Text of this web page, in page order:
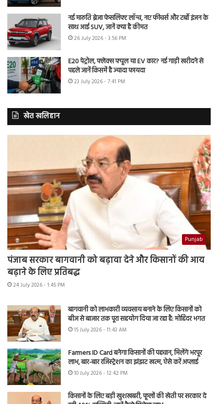
नई मारुति ब्रेजा फेसलिफ्ट लॉन्च, नए फीचर्स और टर्बो इंजन के
साथ आई SUV, जानें क्या है कीमत
26 July 2026 - 3:56 PM
E20 पेट्रोल, फ्लेक्स फ्यूल या EV कार? नई गाड़ी खरीदने से
पहले जानें किसमें है ज्यादा फायदा
23 July 2026 - 7:41 PM
खेत खलिहान
Punjab
पंजाब सरकार बागवानी को बढ़ावा देने और किसानों की आय
बढ़ाने के लिए प्रतिबद्ध
24 July 2026 - 1:45 PM
बागवानी को लाभकारी व्यवसाय बनाने के लिए किसानों को
बीज से बाजार तक पूरा सहयोग दिया जा रहा है: मोहिंदर भगत
15 July 2026 - 11:43 AM
Farmers ID Card बनेगा किसानों की पहचान, मिलेंगे भरपूर
लाभ, बार-बार रजिस्ट्रेशन का झंझट खत्म, ऐसे करें अप्लाई
10 July 2026 - 12:42 PM
किसानों के लिए बड़ी खुशखबरी, फूलों की खेती पर सरकार दे